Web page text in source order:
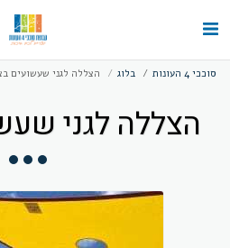
סוככי 4 העונות בלוג הצללה לגני שעשועים
הצללה לגני